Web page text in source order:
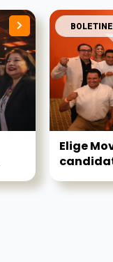
Elige